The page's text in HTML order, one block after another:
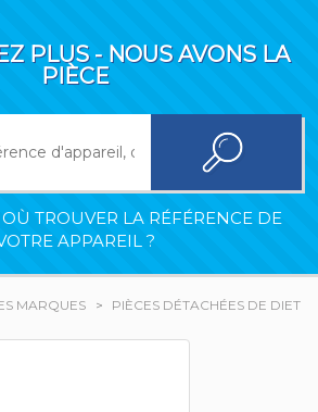
PLUS - NOUS AVONS LA
PIÈCE
TROUVER LA RÉFÉRENCE DE
APPAREIL ?
MARQUES PIÈCES DÉTACHÉES DE